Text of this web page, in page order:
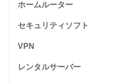
ホームルーター
セキュリティソフト
VPN
レンタルサーバー